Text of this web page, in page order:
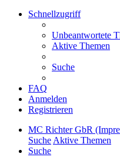
Schnellzugriff
Unbeantwortete
Aktive Themen
Suche
FAQ
Anmelden
Registrieren
MC Richter GbR
SucheAktive Themen
Suche